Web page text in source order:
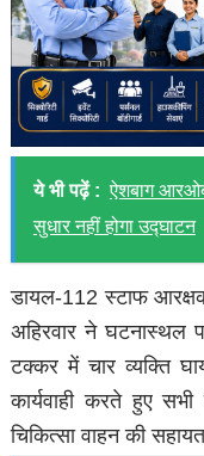
ये भी पढ़ें : ऐशबाग
सुधार नहीं होगा उद्घाटन
डायल-112 स्टाफ
अहिरवार ने घटनास्थल
टक्कर में चार व्यक्ति
कार्यवाही करते हुए
चिकित्सा वाहन की